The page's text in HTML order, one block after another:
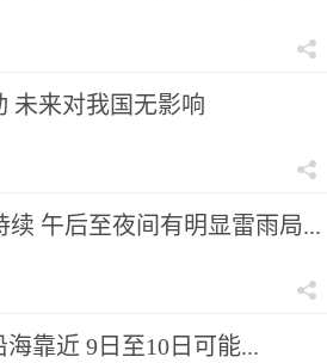
未来对我国无影响
续 午后至夜间有明显雷雨局...
靠近 9日至10日可能...